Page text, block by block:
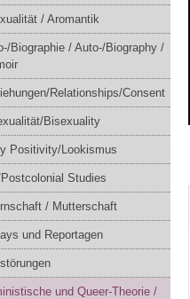
/ Aromantik
Biographie / Auto-/Biography /
Relationships/Consent
Bisexuality
Positivity/Lookismus
Postcolonial Studies
/ Mutterschaft
und Reportagen
und Queer-Theorie /